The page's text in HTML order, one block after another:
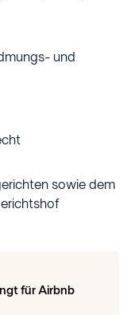
für Airbnb
und
sowie dem